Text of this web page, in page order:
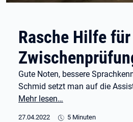
Rasche Hilfe
Gute Noten, bessere
Schmid setzt man auf die
Mehr lesen…
27.04.2022 5 Minuten